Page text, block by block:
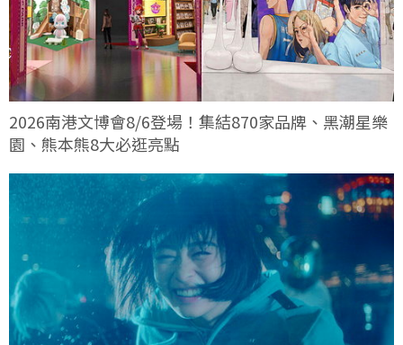
2026南港文博會8/6登場！集結870家品牌、黑潮星樂
園、熊本熊8大必逛亮點